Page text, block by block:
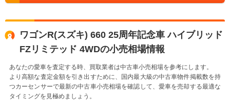
ワゴンR(スズキ) 660 25周年記念車 ハイブリッド
FZリミテッド 4WDの小売相場情報
あなたの愛車を査定する時、買取業者は中古車小売相場を参考にします。
より高額な査定金額を引き出すために、国内最大級の中古車物件掲載数を持
つカーセンサーで最新の中古車小売相場を確認して、愛車を売却する最適な
タイミングを見極めましょう。